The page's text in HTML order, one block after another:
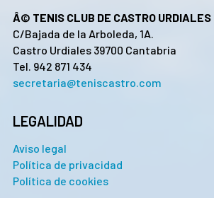
Â© TENIS CLUB DE CASTRO URDIALES
C/Bajada de la Arboleda, 1A.
Castro Urdiales 39700 Cantabria
Tel. 942 871 434
secretaria@teniscastro.com
LEGALIDAD
Aviso legal
Política de privacidad
Política de cookies